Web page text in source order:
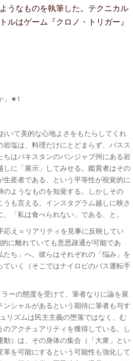
うなものを執筆した。テクニカル
ルはゲーム『クロノ・トリガー』
★1
いて美的な心地よさをもたらしてくれ
塩は、料理だけにとどまらず、バスス
はパキスタンのパンジャブ州にある岩
に「展示」してみせる。鑑賞者はその
産者である、という平等性が視覚的に
ようなものを知覚する。しかしその
も言える。インスタグラム越しに映さ
「私は食べられない」である、と。
応え＝リアリティを見事に反映してい
に離れていても意思疎通が可能であ
ち」へ。彼らはそれぞれの「悩み」を
いく（そこではナイロビのバス運転手
ーの態度を受けて、筆者なりに論を展
シャルがあるという期待に筆者も与す
リズムは民主主義の堕落ではなく、む
アクチュアリティを獲得している。し
）は、その身体の集合（「大衆」とい
を可能にするという可能性も強化して